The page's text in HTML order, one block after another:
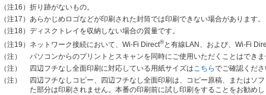
（注16） 折り跡がないもの。
（注17） あらかじめロゴなどが印刷された封筒では印刷できない場合があります。
（注18） ディスクトレイを収納しない場合の質量です。
（注19） ネットワーク接続において、Wi-Fi Direct®と有線LAN、および、Wi-Fi
（注）
パソコンからのプリントとスキャンを同時にご使用いただくことはでき
（注）
四辺フチなし全面印刷に対応している用紙サイズはこちらでご確認くだ
（注）
四辺フチなしコピー、四辺フチなし全面印刷は、コピー原稿、またはソ
た部分は印刷されません。本番の印刷前に試し印刷をすることをお勧め